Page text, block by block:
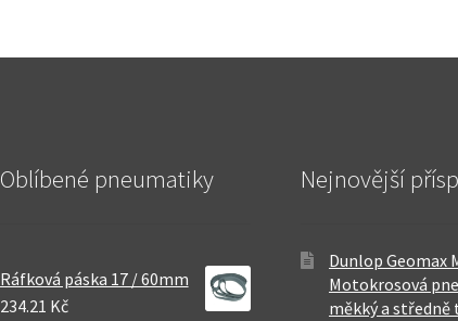
Oblíbené pneumatiky
Ráfková páska 17 / 60mm
234.21 Kč
Nejnovější
Dunlop Geomax
Motokrosová
měkký a středně